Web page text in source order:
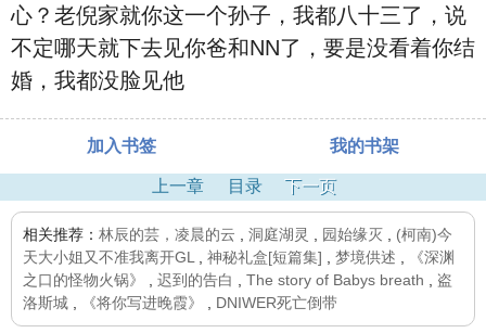
心？老倪家就你这一个孙子，我都八十三了，说
不定哪天就下去见你爸和NN了，要是没看着你结
婚，我都没脸见他
加入书签 我的书架
上一章 目录 下一页
相关推荐： 林辰的芸，凌晨的云 洞庭湖灵 园始缘灭
(柯南)今
天大小姐又不准我离开GL
神秘礼盒[短篇集] 梦境供述
《深渊
之口的怪物火锅》
迟到的告白 The story of Babys breath
盗
洛斯城
《将你写进晚霞》 DNIWER死亡倒带